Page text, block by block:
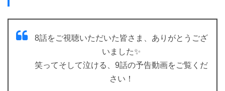
8話をご視聴いただいた皆さま、ありがとうござ
いました✨
笑ってそして泣ける、9話の予告動画をご覧くだ
さい！